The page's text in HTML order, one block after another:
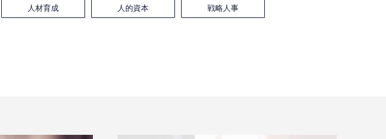
人材育成 人的資本 戦略人事